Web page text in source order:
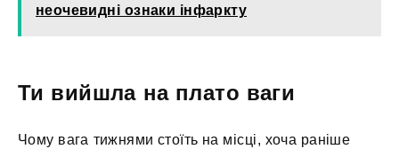
неочевидні ознаки інфаркту
Ти вийшла на плато ваги
Чому вага тижнями стоїть на місці, хоча раніше